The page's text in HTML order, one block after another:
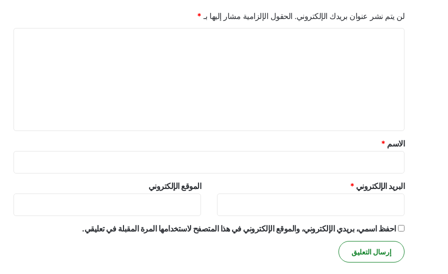
لن يتم نشر عنوان بريدك الإلكتروني. الحقول الإلزامية مشار إليها بـ *
*
الاسم *
البريد الإلكتروني * الموقع الإلكتروني
احفظ اسمي، بريدي الإلكتروني، والموقع الإلكتروني في هذا المتصفح لاستخدامها المرة المقبلة في تعليقي.